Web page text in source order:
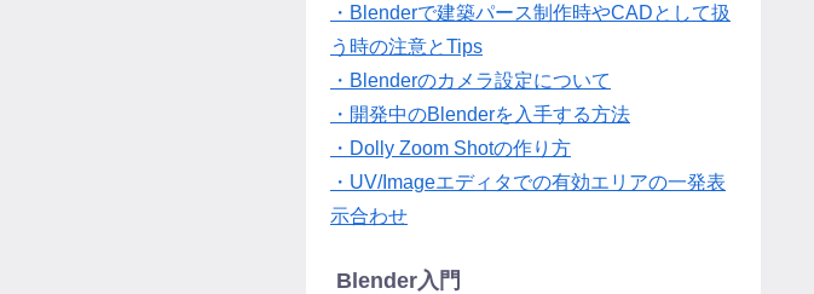
・Blenderで建築パース制作時やCADとして扱
う時の注意とTips
・Blenderのカメラ設定について
・開発中のBlenderを入手する方法
・Dolly Zoom Shotの作り方
・UV/Imageエディタでの有効エリアの一発表
示合わせ
Blender入門